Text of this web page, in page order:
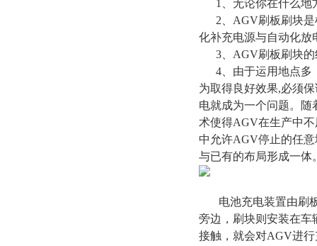
1、无论你在什么地
2、AGV刷板刷块是
化补充电源与自动化放
3、AGV刷板刷块的
4、由于运用地点多
为取得良好效果,必须
电就成为一个问题。
术使得AGV在生产中
中允许AGV停止的任
与已有的布局形成一体
电池充电装置由刷板
旁边，刷块则安装在车
接触，就会对AGV进